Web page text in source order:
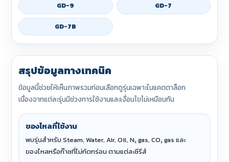
GD-9 GD-7
GD-7B
สรุปข้อมูลทางเทคนิค
ข้อมูลนี้ช่วยให้เห็นภาพรวมก่อนเลือกดูรุ่นเฉพาะในแคตตาล็อก
เนื่องจากแต่ละรุ่นมีช่วงการใช้งานและเงื่อนไขไม่เหมือนกัน
ของไหลที่ใช้งาน
พบรุ่นสำหรับ Steam, Water, Air, Oil, N₂ gas, CO₂ gas และ
ของไหลหรือก๊าซที่ไม่กัดกร่อน ตามแต่ละซีรีส์